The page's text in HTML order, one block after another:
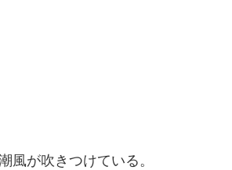
風が吹きつけている。